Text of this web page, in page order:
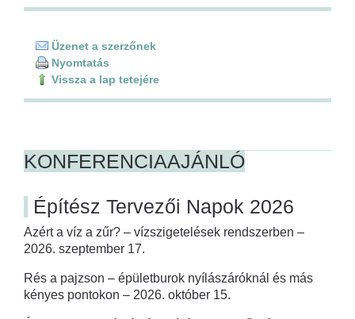
Üzenet a szerzőnek
Nyomtatás
Vissza a lap tetejére
KONFERENCIAAJÁNLÓ
Építész Tervezői Napok 2026
Azért a víz a zűr? – vízszigetelések rendszerben –
2026. szeptember 17.
Rés a pajzson – épületburok nyílászáróknál és más
kényes pontokon – 2026. október 15.